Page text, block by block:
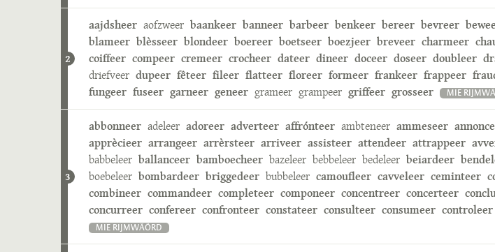
2
aajdsheer aofzweer baankeer banneer barbeer benkeer bereer bevreer
blameer blèsseer blondeer boereer boetseer boezjeer breveer charmeer
coiffeer compeer cremeer crocheer dateer dineer doceer doseer doubleer
driefveer dupeer fêteer fileer flatteer floreer formeer frankeer frappeer
fungeer fuseer garneer geneer grameer grampeer griffeer grosseer MIE
3
abbonneer adeleer adoreer adverteer affrónteer ambteneer ammeseer
apprècieer arrangeer arrèrsteer arriveer assisteer attendeer attrappeer
babbeleer ballanceer bamboecheer bazeleer bebbeleer bedeleer beiardeer
boebeleer bombardeer briggedeer bubbeleer camoufleer cavveleer ceminteer
combineer commandeer completeer componeer concentreer concerteer
concurreer confereer confronteer constateer consulteer consumeer controleer
MIE RIJMWÄÖRD